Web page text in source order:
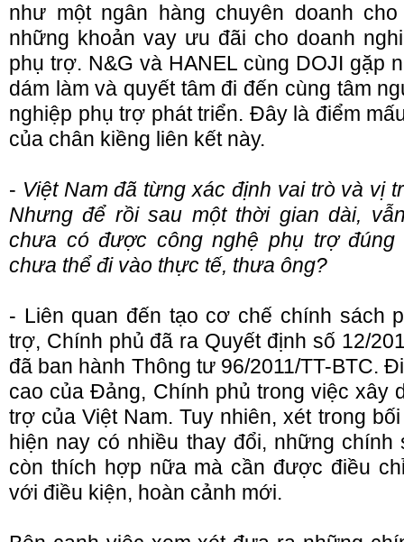
như một ngân hàng chuyên doanh
những khoản vay ưu đãi cho doanh
phụ trợ. N&G và HANEL cùng DOJI gặp
dám làm và quyết tâm đi đến cùng tâm
nghiệp phụ trợ phát triển. Đây là điểm
của chân kiềng liên kết này.
- Việt Nam đã từng xác định vai trò và vị
Nhưng để rồi sau một thời gian dài,
chưa có được công nghệ phụ trợ
chưa thể đi vào thực tế, thưa ông?
- Liên quan đến tạo cơ chế chính sách
trợ, Chính phủ đã ra Quyết định số 12/
đã ban hành Thông tư 96/2011/TT-BTC.
cao của Đảng, Chính phủ trong việc xây
trợ của Việt Nam. Tuy nhiên, xét trong
hiện nay có nhiều thay đổi, những
còn thích hợp nữa mà cần được điều
với điều kiện, hoàn cảnh mới.